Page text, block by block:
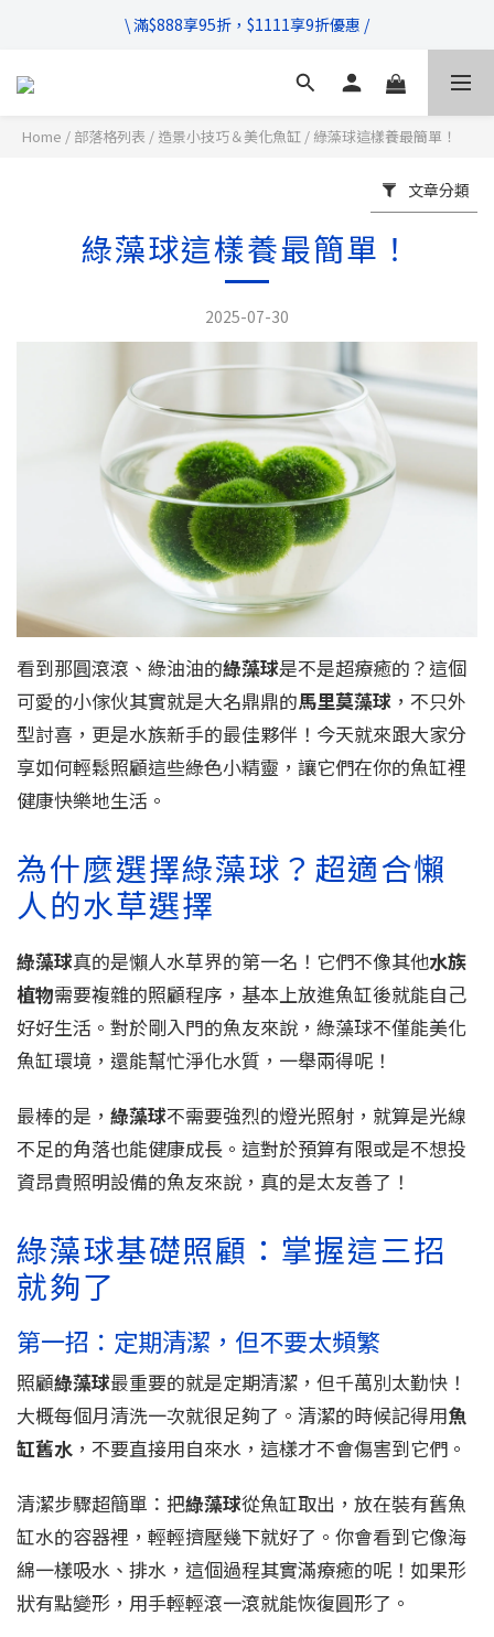
\ 超商滿$399免運!宅配滿$666免運 /
\ 滿$888享95折，$1111享9折優惠 /
不管售前售後，只要有任何疑問都歡迎與我們聯繫
Home / 部落格列表 / 造景小技巧＆美化魚缸 / 綠藻球這樣養最簡單！
文章分類
綠藻球這樣養最簡單！
2025-07-30
看到那圓滾滾、綠油油的綠藻球是不是超療癒的？這個
可愛的小傢伙其實就是大名鼎鼎的馬里莫藻球 ，不只外
型討喜，更是水族新手的最佳夥伴！今天就來跟大家分
享如何輕鬆照顧這些綠色小精靈，讓它們在你的魚缸裡
健康快樂地生活。
為什麼選擇綠藻球？超適合懶
人的水草選擇
綠藻球真的是懶人水草界的第一名！它們不像其他水族
植物需要複雜的照顧程序，基本上放進魚缸後就能自己
好好生活。對於剛入門的魚友來說，綠藻球不僅能美化
魚缸環境，還能幫忙淨化水質，一舉兩得呢！
最棒的是， 綠藻球不需要強烈的燈光照射，就算是光線
不足的角落也能健康成長。這對於預算有限或是不想投
資昂貴照明設備的魚友來說，真的是太友善了！
綠藻球基礎照顧：掌握這三招
就夠了
第一招：定期清潔，但不要太頻繁
照顧綠藻球最重要的就是定期清潔，但千萬別太勤快！
大概每個月清洗一次就很足夠了。清潔的時候記得用魚
缸舊水 ，不要直接用自來水，這樣才不會傷害到它們。
清潔步驟超簡單：把綠藻球從魚缸取出，放在裝有舊魚
缸水的容器裡，輕輕擠壓幾下就好了。你會看到它像海
綿一樣吸水、排水，這個過程其實滿療癒的呢！如果形
狀有點變形，用手輕輕滾一滾就能恢復圓形了。